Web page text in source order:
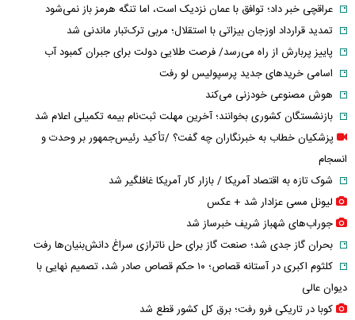
عراقچی خبر داد؛ توافق با عمان نزدیک است، اما تنگه هرمز باز نمی‌شود
تمدید قرارداد اوزجان بیزاتی با استقلال؛ مربی ترک‌تبار ماندنی شد
پاییز پربارش از راه می‌رسد/ فرصت طلایی دولت برای جبران کمبود آب
اسامی خریدهای جدید پرسپولیس لو رفت
هوش مصنوعی خودزنی می‌کند
بازنشستگان کشوری بخوانند؛ آخرین مهلت ثبت‌نام بیمه تکمیلی اعلام شد
پزشکیان خطاب به خبرنگاران چه گفت؟ /تأکید رئیس‌جمهور بر وحدت و
انسجام
شوک تازه به اقتصاد آمریکا / بازار کار آمریکا غافلگیر شد
لیونل مسی عزادار شد + عکس
جوراب‌های شهباز شریف خبرساز شد
بحران گاز جدی شد؛ صنعت گاز برای حل ناترازی سراغ دانش‌بنیان‌ها رفت
کلثوم اکبری در آستانه قصاص؛ ۱۰ حکم قصاص صادر شد، تصمیم نهایی با
دیوان عالی
کوبا در تاریکی فرو رفت؛ برق کل کشور قطع شد